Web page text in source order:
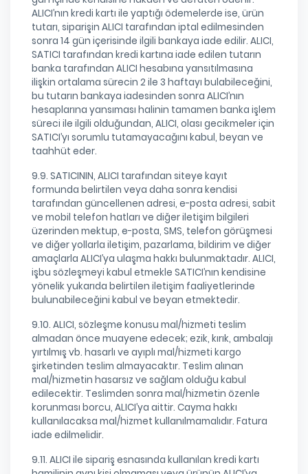
ALICI’nın kredi kartı ile yaptığı ödemelerde ise, ürün
tutarı, siparişin ALICI tarafından iptal edilmesinden
sonra 14 gün içerisinde ilgili bankaya iade edilir. ALICI,
SATICI tarafından kredi kartına iade edilen tutarın
banka tarafından ALICI hesabına yansıtılmasına
ilişkin ortalama sürecin 2 ile 3 haftayı bulabileceğini,
bu tutarın bankaya iadesinden sonra ALICI’nın
hesaplarına yansıması halinin tamamen banka işlem
süreci ile ilgili olduğundan, ALICI, olası gecikmeler için
SATICI’yı sorumlu tutamayacağını kabul, beyan ve
taahhüt eder.
9.9. SATICININ, ALICI tarafından siteye kayıt
formunda belirtilen veya daha sonra kendisi
tarafından güncellenen adresi, e-posta adresi, sabit
ve mobil telefon hatları ve diğer iletişim bilgileri
üzerinden mektup, e-posta, SMS, telefon görüşmesi
ve diğer yollarla iletişim, pazarlama, bildirim ve diğer
amaçlarla ALICI’ya ulaşma hakkı bulunmaktadır. ALICI,
işbu sözleşmeyi kabul etmekle SATICI’nın kendisine
yönelik yukarıda belirtilen iletişim faaliyetlerinde
bulunabileceğini kabul ve beyan etmektedir.
9.10. ALICI, sözleşme konusu mal/hizmeti teslim
almadan önce muayene edecek; ezik, kırık, ambalajı
yırtılmış vb. hasarlı ve ayıplı mal/hizmeti kargo
şirketinden teslim almayacaktır. Teslim alınan
mal/hizmetin hasarsız ve sağlam olduğu kabul
edilecektir. Teslimden sonra mal/hizmetin özenle
korunması borcu, ALICI’ya aittir. Cayma hakkı
kullanılacaksa mal/hizmet kullanılmamalıdır. Fatura
iade edilmelidir.
9.11. ALICI ile sipariş esnasında kullanılan kredi kartı